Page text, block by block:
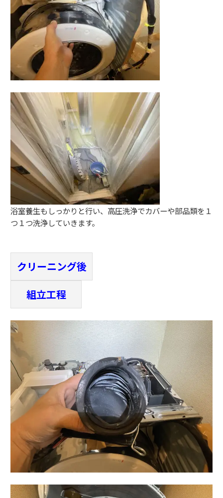
浴室養生もしっかりと行い、高圧洗浄でカバーや部品類を１
つ１つ洗浄していきます。
クリーニング後
組立工程